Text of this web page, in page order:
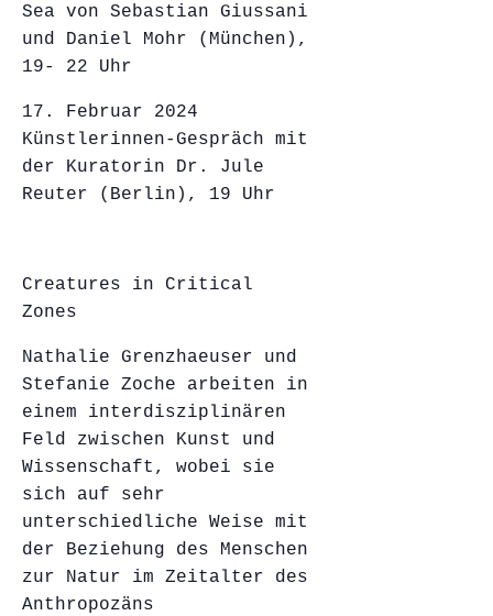
Sea von Sebastian Giussani
und Daniel Mohr (München),
19- 22 Uhr
17. Februar 2024
Künstlerinnen-Gespräch mit
der Kuratorin Dr. Jule
Reuter (Berlin), 19 Uhr
Creatures in Critical
Zones
Nathalie Grenzhaeuser und
Stefanie Zoche arbeiten in
einem interdisziplinären
Feld zwischen Kunst und
Wissenschaft, wobei sie
sich auf sehr
unterschiedliche Weise mit
der Beziehung des Menschen
zur Natur im Zeitalter des
Anthropozäns